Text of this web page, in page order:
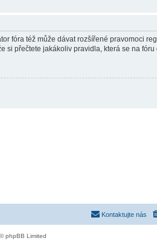
fóra též může dávat rozšířené pravomoci
si přečtete jakákoliv pravidla, která se na fóru
Kontaktujte nás
phpBB Limited